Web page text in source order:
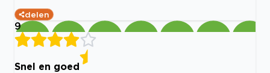
delen
9
Snel en goed